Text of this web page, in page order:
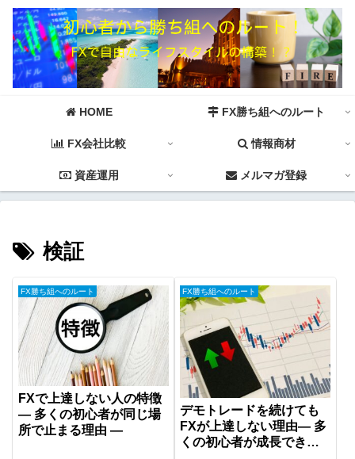
HOME FX勝ち組へのルート
FX会社比較 情報商材
資産運用 メルマガ登録
検証
FX勝ち組へのルート
FXで上達しない人の特徴
― 多くの初心者が同じ場
所で止まる理由 ―
FX勝ち組へのルート
デモトレードを続けても
FXが上達しない理由― 多
くの初心者が成長できな